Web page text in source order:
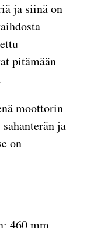
ja siinä on
pitämään
moottorin
ja
on